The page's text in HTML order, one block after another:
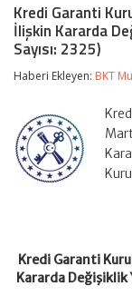
Sağlanan
Hazine
İlişkin
Değişiklik
Dair
Karar
(Karar
Kredi Garanti
İlişkin Kararda
Sayısı: 2325)
Haberi Ekleyen: BKT
Kredi Garanti
Kararda Değişiklik